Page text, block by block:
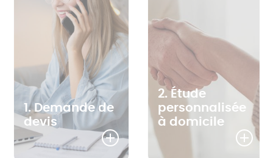
1. Demande de
devis
2. Étude
personnalisée
à domicile